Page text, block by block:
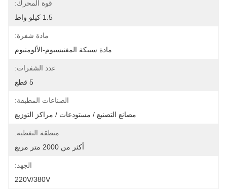
قوة المحرك:
1.5 كيلو واط
مادة شفرة:
مادة سبيكة المغنيسيوم-الألومنيوم
عدد الشفرات:
5 قطع
الصناعات المطبقة:
مصانع التصنيع / مستودعات / مراكز التوزيع
منطقة التغطية:
أكثر من 2000 متر مربع
الجهد:
220V/380V